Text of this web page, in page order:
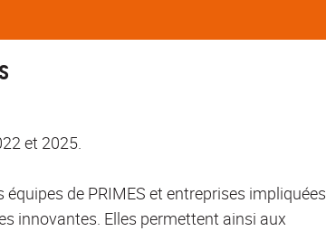
et 2025.
de PRIMES et entreprises impliquées
innovantes. Elles permettent ainsi aux